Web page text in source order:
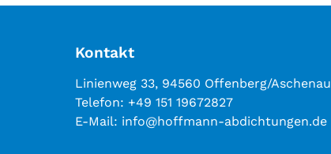
Kontakt
Linienweg 33, 94560 Offenberg/Aschenau
Telefon: +49 151 19672827
E-Mail: info@hoffmann-abdichtungen.de